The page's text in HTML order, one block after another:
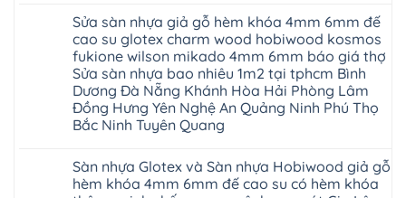
bình
luận
ở
Sàn
gỗ
AURUM
Floor
Báo
giá
Sàn
Floor
nhập
khẩu
Sửa sàn nhựa giả gỗ hèm khóa 4mm 6mm đế
cao su glotex charm wood hobiwood kosmos
fukione wilson mikado 4mm 6mm báo giá thợ
Sửa sàn nhựa bao nhiêu 1m2 tại tphcm Bình
Dương Đà Nẵng Khánh Hòa Hải Phòng Lâm
Đồng Hưng Yên Nghệ An Quảng Ninh Phú Thọ
Bắc Ninh Tuyên Quang
bình
luận
ở
Sàn nhựa Glotex và Sàn nhựa Hobiwood giả gỗ
hèm khóa 4mm 6mm đế cao su có hèm khóa